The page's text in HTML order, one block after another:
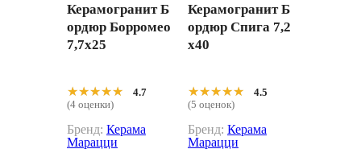
Керамогранит Б
ордюр Борромео
7,7x25
★★★★★
★★★★★
4.7
(4 оценки)
Бренд: Керама
Марацци
Керамогранит Б
ордюр Спига 7,2
x40
★★★★★
★★★★★
4.5
(5 оценок)
Бренд: Керама
Марацци